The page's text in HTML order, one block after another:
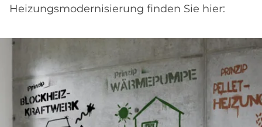
Heizungsmodernisierung finden Sie hier: